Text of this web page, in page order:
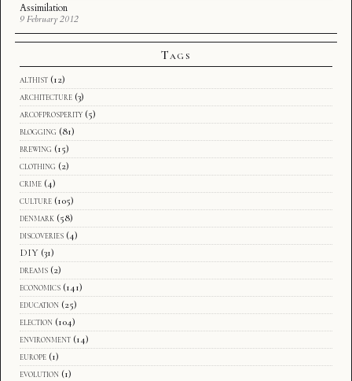
Assimilation
9 February 2012
Tags
althist (12)
architecture (3)
arcofprosperity (5)
blogging (81)
brewing (15)
clothing (2)
crime (4)
culture (105)
denmark (58)
discoveries (4)
DIY (31)
dreams (2)
economics (141)
education (25)
election (104)
environment (14)
europe (1)
evolution (1)